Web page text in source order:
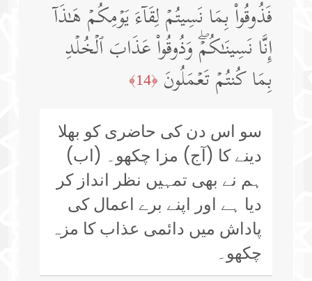
فَذُوقُوا۟ بِمَا نَسِیتُمۡ لِقَاۤءَ یَوۡمِكُمۡ هَـٰذَاۤ
إِنَّا نَسِینَـٰكُمۡۖ وَذُوقُوا۟ عَذَابَ ٱلۡخُلۡدِ
بِمَا كُنتُمۡ تَعۡمَلُونَ ﴿14﴾
سو اس دن کی حاضری کو بھلا
دینے کا (آج) مزا چکھو۔ (اب)
ہم نے بھی تمہیں نظر انداز کر
دیا ہے اور اپنے برے اعمال کی
پاداش میں دائمی عذاب کا مزہ
چکھو۔